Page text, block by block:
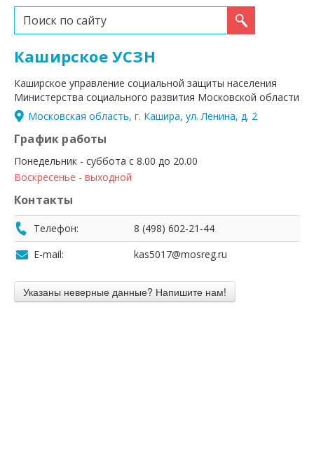
Искать...
Каширское УСЗН
Каширское управление социальной защиты населения
Министерства социального развития Московской области
Московская область, г. Кашира, ул. Ленина, д. 2
График работы
Понедельник - суббота с 8.00 до 20.00
Воскресенье - выходной
Контакты
Телефон:
8 (498) 602-21-44
E-mail:
kas5017@mosreg.ru